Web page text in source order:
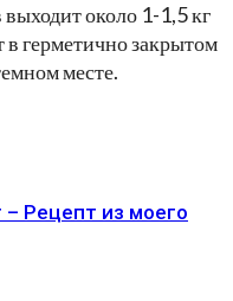
около 1-1,5 кг
герметично закрытом
месте.
Рецепт из моего